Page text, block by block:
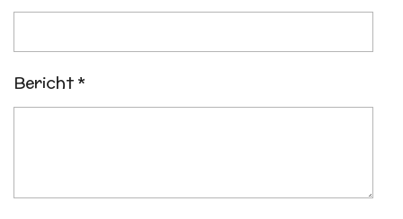
Bericht *